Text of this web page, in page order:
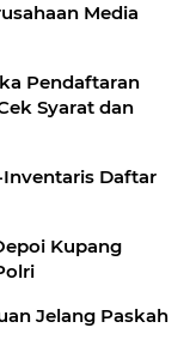
Media
Pendaftaran
Syarat dan
Daftar
Kupang
Jelang Paskah